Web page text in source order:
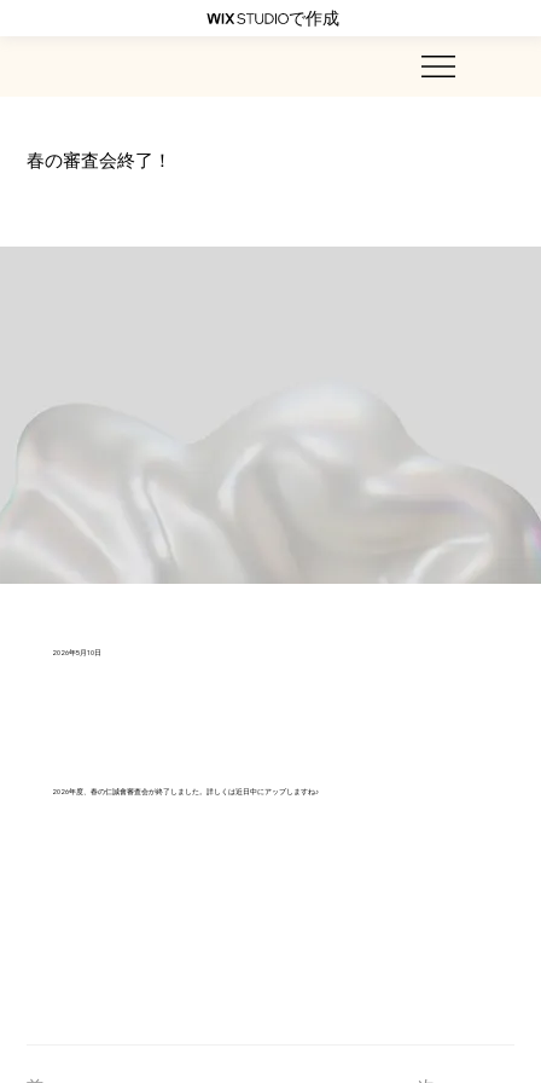
で作成
春の審査会終了！
2026年5月10日
2026年度、春の仁誠會審査会が終了しました。詳しくは近日中にアップしますね♪